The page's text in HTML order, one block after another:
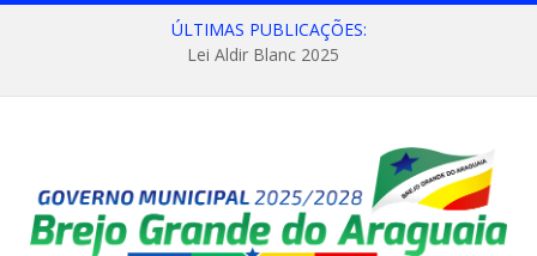
ÚLTIMAS PUBLICAÇÕES:
Lei Aldir Blanc 2025